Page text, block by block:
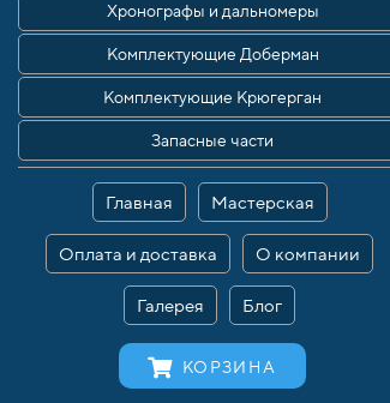
Хронографы и дальномеры
Комплектующие Доберман
Комплектующие Крюгерган
Запасные части
Главная Мастерская
Оплата и доставка О компании
Галерея Блог
КОРЗИНА